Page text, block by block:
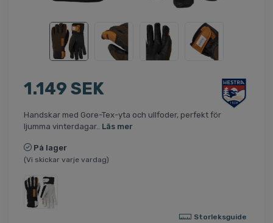
1.149 SEK
Handskar med Gore-Tex-yta och ullfoder, perfekt för
ljumma vinterdagar.. Läs mer
På lager
(Vi skickar varje vardag)
Storleksguide